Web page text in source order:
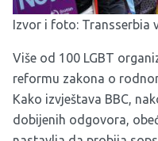
Izvor i foto: Transserbia
Više od 100 LGBT
reformu zakona o
Kako izvještava BBC,
dobijenih odgovora,